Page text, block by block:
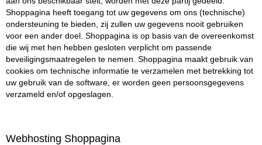
Shoppagina heeft toegang tot uw gegevens om ons (technische)
ondersteuning te bieden, zij zullen uw gegevens nooit gebruiken
voor een ander doel. Shoppagina is op basis van de overeenkomst
die wij met hen hebben gesloten verplicht om passende
beveiligingsmaatregelen te nemen. Shoppagina maakt gebruik van
cookies om technische informatie te verzamelen met betrekking tot
uw gebruik van de software, er worden geen persoonsgegevens
verzameld en/of opgeslagen.
Webhosting Shoppagina